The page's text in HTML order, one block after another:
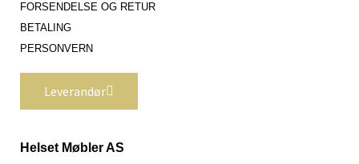
FORSENDELSE OG RETUR
BETALING
PERSONVERN
Leverandør
Helset Møbler AS